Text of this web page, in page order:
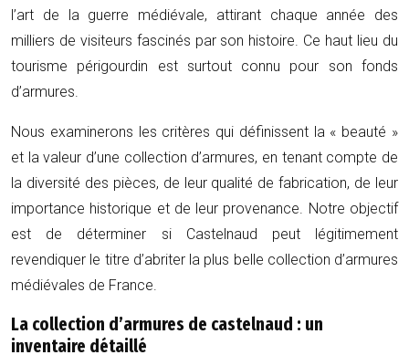
l’art de la guerre médiévale, attirant chaque année des
milliers de visiteurs fascinés par son histoire. Ce haut lieu du
tourisme périgourdin est surtout connu pour son fonds
d’armures.
Nous examinerons les critères qui définissent la « beauté »
et la valeur d’une collection d’armures, en tenant compte de
la diversité des pièces, de leur qualité de fabrication, de leur
importance historique et de leur provenance. Notre objectif
est de déterminer si Castelnaud peut légitimement
revendiquer le titre d’abriter la plus belle collection d’armures
médiévales de France.
La collection d’armures de castelnaud : un
inventaire détaillé